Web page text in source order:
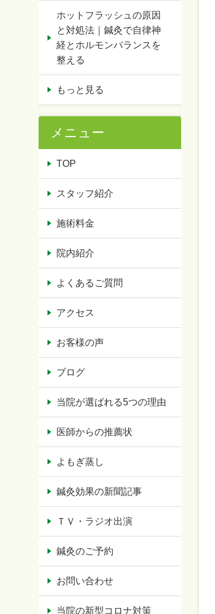
ホットフラッシュの原因
と対処法｜鍼灸で自律神
経とホルモンバランスを
整える
もっと見る
メニュー
TOP
スタッフ紹介
施術料金
院内紹介
よくあるご質問
アクセス
お客様の声
ブログ
当院が選ばれる5つの理由
医師からの推薦状
よもぎ蒸し
鍼灸効果の新聞記事
ＴＶ・ラジオ出演
鍼灸のご予約
お問い合わせ
当院の新型コロナ対策